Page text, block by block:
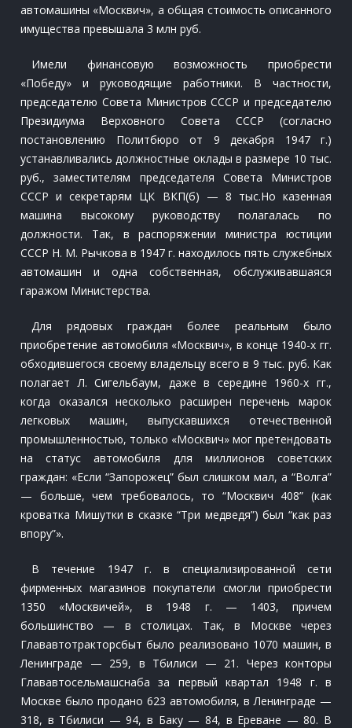
автомашины «Москвич», а общая стоимость описанного
имущества превышала 3 млн руб.
Имели финансовую возможность приобрести
«Победу» и руководящие работники. В частности,
председателю Совета Министров СССР и председателю
Президиума Верховного Совета СССР (согласно
постановлению Политбюро от 9 декабря 1947 г.)
устанавливались должностные оклады в размере 10 тыс.
руб., заместителям председателя Совета Министров
СССР и секретарям ЦК ВКП(б) — 8 тыс.Но казенная
машина высокому руководству полагалась по
должности. Так, в распоряжении министра юстиции
СССР Н. М. Рычкова в 1947 г. находилось пять служебных
автомашин и одна собственная, обслуживавшаяся
гаражом Министерства.
Для рядовых граждан более реальным было
приобретение автомобиля «Москвич», в конце 1940-х гг.
обходившегося своему владельцу всего в 9 тыс. руб. Как
полагает Л. Сигельбаум, даже в середине 1960-х гг.,
когда оказался несколько расширен перечень марок
легковых машин, выпускавшихся отечественной
промышленностью, только «Москвич» мог претендовать
на статус автомобиля для миллионов советских
граждан: «Если “Запорожец” был слишком мал, а “Волга”
— больше, чем требовалось, то “Москвич 408” (как
кроватка Мишутки в сказке “Три медведя”) был “как раз
впору”».
В течение 1947 г. в специализированной сети
фирменных магазинов покупатели смогли приобрести
1350 «Москвичей», в 1948 г. — 1403, причем
большинство — в столицах. Так, в Москве через
Глававтотракторсбыт было реализовано 1070 машин, в
Ленинграде — 259, в Тбилиси — 21. Через конторы
Глававтосельмашснаба за первый квартал 1948 г. в
Москве было продано 623 автомобиля, в Ленинграде —
318, в Тбилиси — 94, в Баку — 84, в Ереване — 80. В